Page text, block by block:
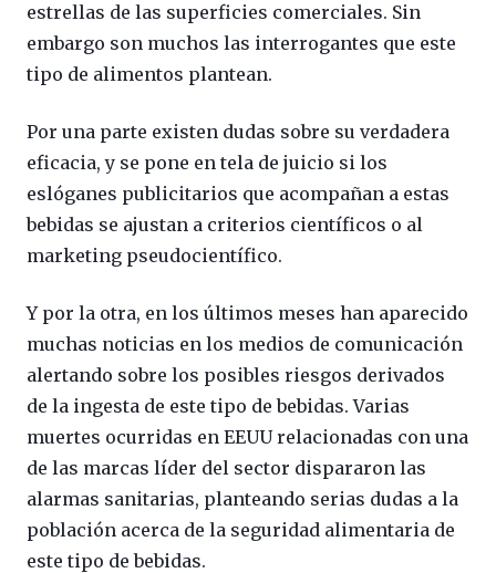
estrellas de las superficies comerciales. Sin
embargo son muchos las interrogantes que este
tipo de alimentos plantean.
Por una parte existen dudas sobre su verdadera
eficacia, y se pone en tela de juicio si los
eslóganes publicitarios que acompañan a estas
bebidas se ajustan a criterios científicos o al
marketing pseudocientífico.
Y por la otra, en los últimos meses han aparecido
muchas noticias en los medios de comunicación
alertando sobre los posibles riesgos derivados
de la ingesta de este tipo de bebidas. Varias
muertes ocurridas en EEUU relacionadas con una
de las marcas líder del sector dispararon las
alarmas sanitarias, planteando serias dudas a la
población acerca de la seguridad alimentaria de
este tipo de bebidas.